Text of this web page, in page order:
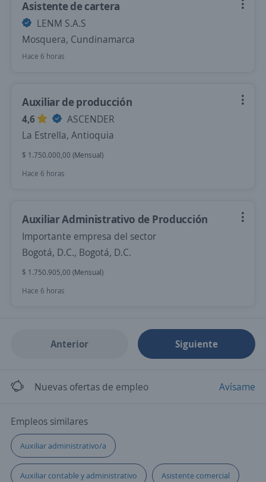
Asistente de cartera
LENM S.A.S
Mosquera, Cundinamarca
Hace 6 horas
Auxiliar de producción
4,6
ASCENDER
La Estrella, Antioquia
$ 1.750.000,00 (Mensual)
Hace 6 horas
Auxiliar Administrativo de Producción
Importante empresa del sector
Bogotá, D.C., Bogotá, D.C.
$ 1.750.905,00 (Mensual)
Hace 6 horas
Anterior Siguiente
Nuevas ofertas de empleo Avísame
Empleos similares
Auxiliar administrativo/a
Auxiliar contable y administrativo Asistente comercial